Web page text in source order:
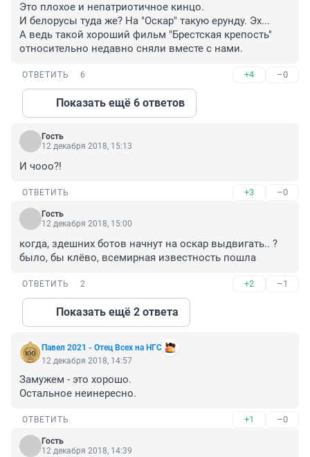
Это плохое и непатриотичное кинцо.
И белорусы туда же? На "Оскар" такую ерунду. Эх...
А ведь такой хороший фильм "Брестская крепость"
относительно недавно сняли вместе с нами.
ОТВЕТИТЬ 6 +4 –0
Показать ещё 6 ответов
Гость
12 декабря 2018, 15:13
И чооо?!
ОТВЕТИТЬ +3 –0
Гость
12 декабря 2018, 15:00
когда, здешних ботов начнут на оскар выдвигать.. ?
было, бы клёво, всемирная известность пошла
ОТВЕТИТЬ 2 +2 –1
Показать ещё 2 ответа
Павел 2021 - Отец Всех на НГС
12 декабря 2018, 14:57
Замужем - это хорошо.
Остальное неинересно.
ОТВЕТИТЬ +1 –0
Гость
12 декабря 2018, 14:39